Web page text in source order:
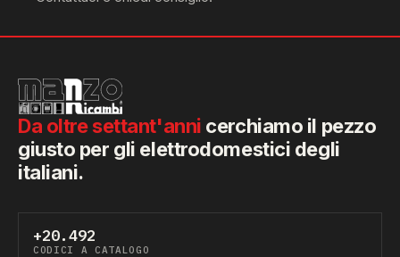
Da oltre settant'anni cerchiamo il pezzo
giusto per gli elettrodomestici degli
italiani.
+20.492
CODICI A CATALOGO